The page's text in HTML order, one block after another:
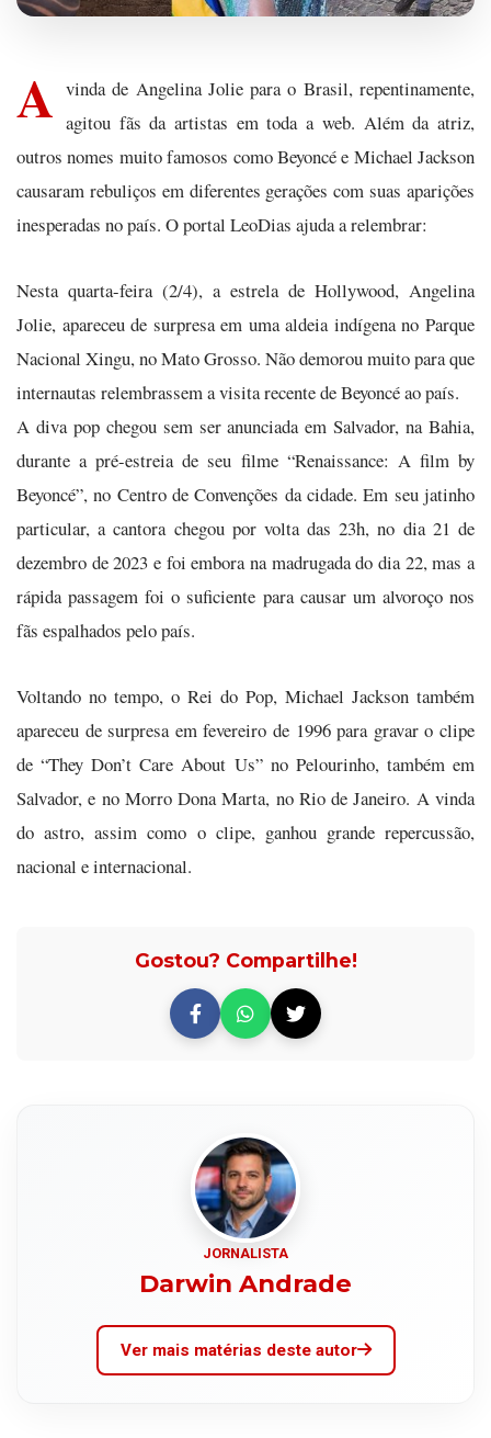
A vinda de Angelina Jolie para o Brasil, repentinamente,
agitou fãs da artistas em toda a web. Além da atriz,
outros nomes muito famosos como Beyoncé e Michael Jackson
causaram rebuliços em diferentes gerações com suas aparições
inesperadas no país. O portal LeoDias ajuda a relembrar:
Nesta quarta-feira (2/4), a estrela de Hollywood, Angelina
Jolie, apareceu de surpresa em uma aldeia indígena no Parque
Nacional Xingu, no Mato Grosso. Não demorou muito para que
internautas relembrassem a visita recente de Beyoncé ao país.
A diva pop chegou sem ser anunciada em Salvador, na Bahia,
durante a pré-estreia de seu filme “Renaissance: A film by
Beyoncé”, no Centro de Convenções da cidade. Em seu jatinho
particular, a cantora chegou por volta das 23h, no dia 21 de
dezembro de 2023 e foi embora na madrugada do dia 22, mas a
rápida passagem foi o suficiente para causar um alvoroço nos
fãs espalhados pelo país.
Voltando no tempo, o Rei do Pop, Michael Jackson também
apareceu de surpresa em fevereiro de 1996 para gravar o clipe
de “They Don’t Care About Us” no Pelourinho, também em
Salvador, e no Morro Dona Marta, no Rio de Janeiro. A vinda
do astro, assim como o clipe, ganhou grande repercussão,
nacional e internacional.
Gostou? Compartilhe!
JORNALISTA
Darwin Andrade
Ver mais matérias deste autor